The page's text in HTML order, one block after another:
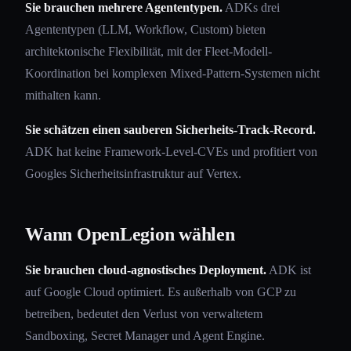
Sie brauchen mehrere Agententypen. ADKs drei
Agententypen (LLM, Workflow, Custom) bieten
architektonische Flexibilität, mit der Fleet-Modell-
Koordination bei komplexen Mixed-Pattern-Systemen nicht
mithalten kann.
Sie schätzen einen sauberen Sicherheits-Track-Record.
ADK hat keine Framework-Level-CVEs und profitiert von
Googles Sicherheitsinfrastruktur auf Vertex.
Wann OpenLegion wählen
Sie brauchen cloud-agnostisches Deployment. ADK ist
auf Google Cloud optimiert. Es außerhalb von GCP zu
betreiben, bedeutet den Verlust von verwaltetem
Sandboxing, Secret Manager und Agent Engine.